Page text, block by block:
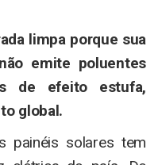
limpa porque sua
emite poluentes
de efeito estufa,
global.
painéis solares tem